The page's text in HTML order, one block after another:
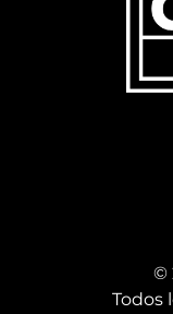
©
Todos